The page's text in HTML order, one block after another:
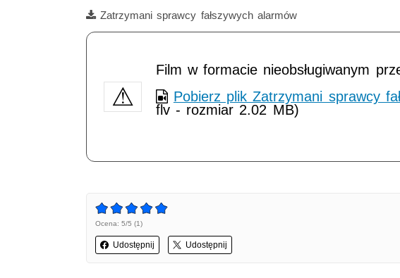
Film
Zatrzymani sprawcy fałszywych alarmów
Opis filmu: fałszywe alarmy
Film w formacie nieobsługiwanym
Pobierz plik Zatrzymani sprawcy
flv - rozmiar 2.02 MB)
Ocena: 5/5 (1)
Udostępnij Udostępnij